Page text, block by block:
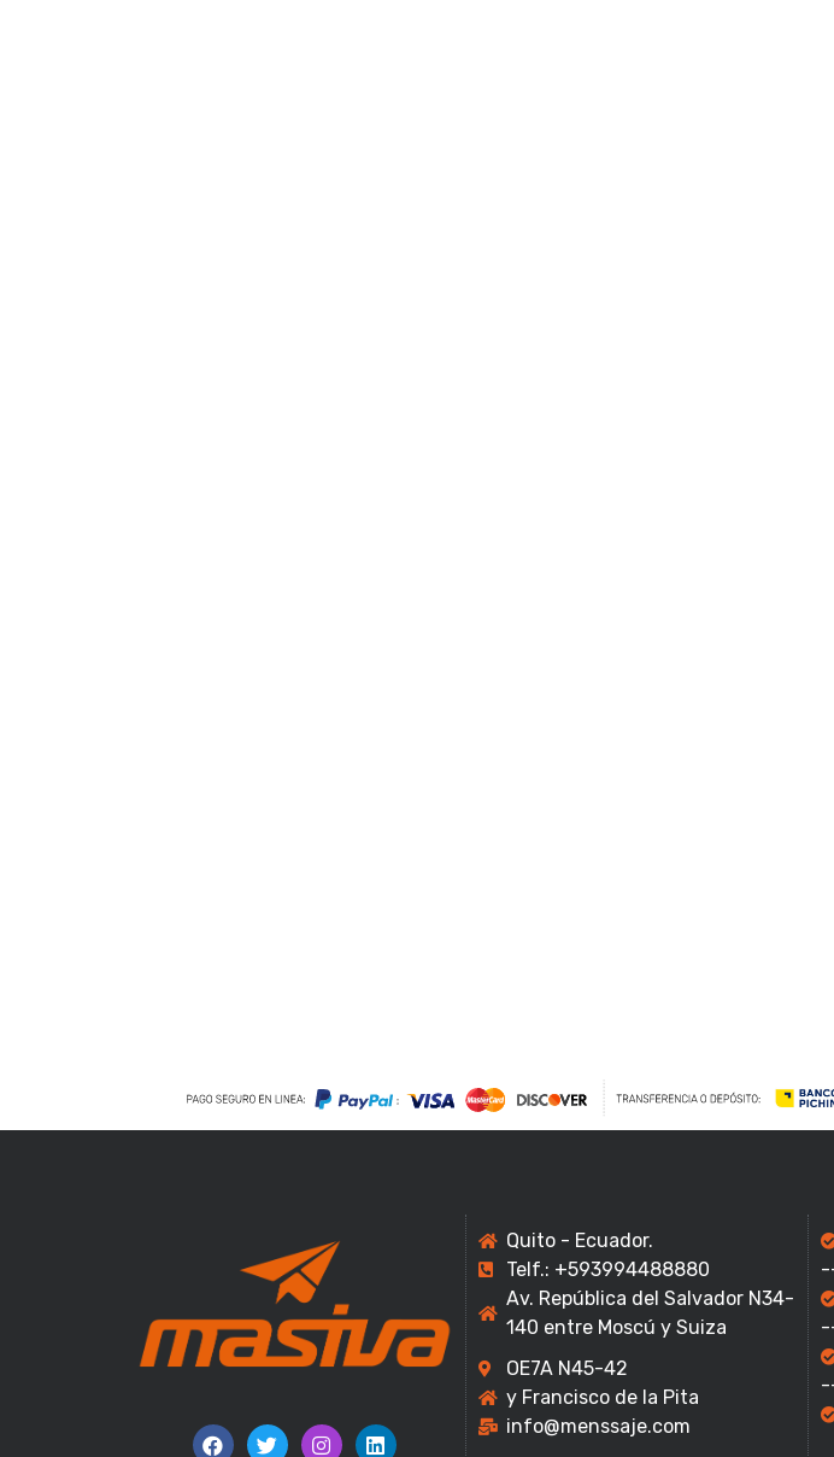
Quito - Ecuador.
Telf.: +593994488880
Av. República del Salvador N34-
140 entre Moscú y Suiza
OE7A N45-42
y Francisco de la Pita
info@menssaje.com